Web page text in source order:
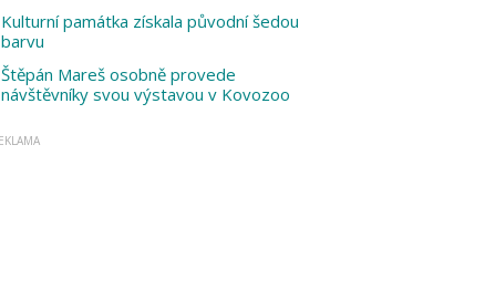
Kulturní památka získala původní šedou
barvu
Štěpán Mareš osobně provede
návštěvníky svou výstavou v Kovozoo